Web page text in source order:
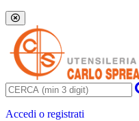
Accedi o registrati